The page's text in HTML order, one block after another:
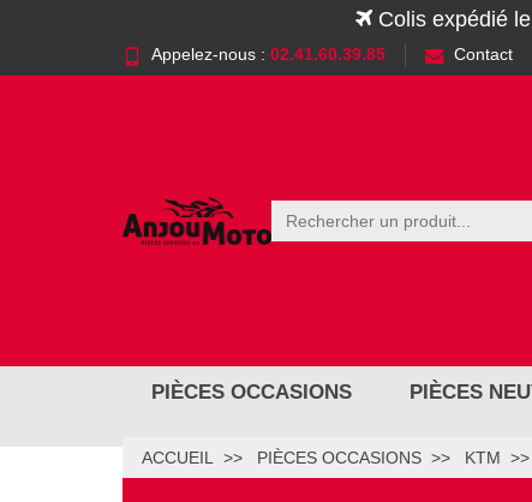
Colis expédié
Appelez-nous : 02.41.60.39.85 Contact
PIÈCES OCCASIONS PIÈCES
ACCUEIL PIÈCES OCCASIONS KTM